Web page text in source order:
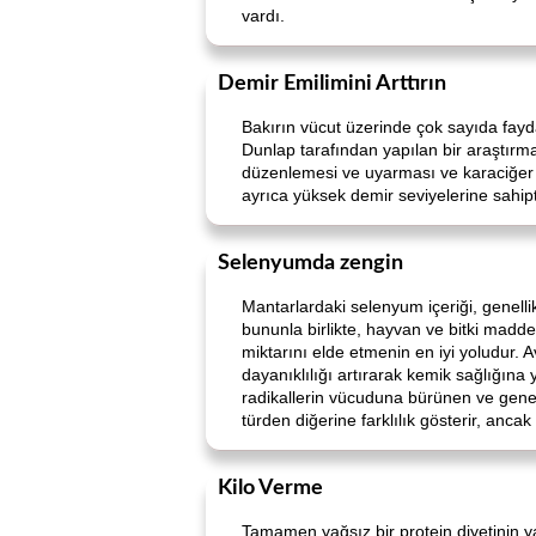
vardı.
Demir Emilimini Arttırın
Bakırın vücut üzerinde çok sayıda
Dunlap tarafından yapılan bir
düzenlemesi ve uyarması ve
ayrıca yüksek demir seviyelerine
Selenyumda zengin
Mantarlardaki selenyum içeriği,
bununla birlikte, hayvan ve bitki
miktarını elde etmenin en iyi
dayanıklılığı artırarak kemik
radikallerin vücuduna bürünen ve
türden diğerine farklılık gösterir,
Kilo Verme
Tamamen yağsız bir protein diyetinin